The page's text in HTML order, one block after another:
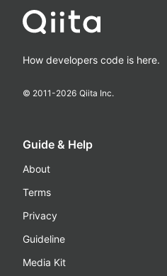
How developers code is here.
© 2011-2026 Qiita Inc.
Guide & Help
About
Terms
Privacy
Guideline
Media Kit